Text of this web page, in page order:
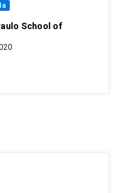
School of